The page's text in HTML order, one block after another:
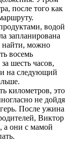
после того как
водой
запланирована
найти, можно
восемь
шесть часов,
на следующий
километров, это
не дойдя
После ужина
Виктор
а они с мамой